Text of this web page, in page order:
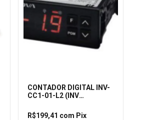
CONTADOR DIGITAL INV-
CC1-01-L2 (INV
R$199,41 com Pix